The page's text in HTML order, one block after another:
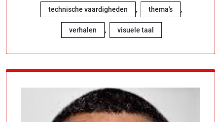
technische vaardigheden , thema's ,
verhalen , visuele taal